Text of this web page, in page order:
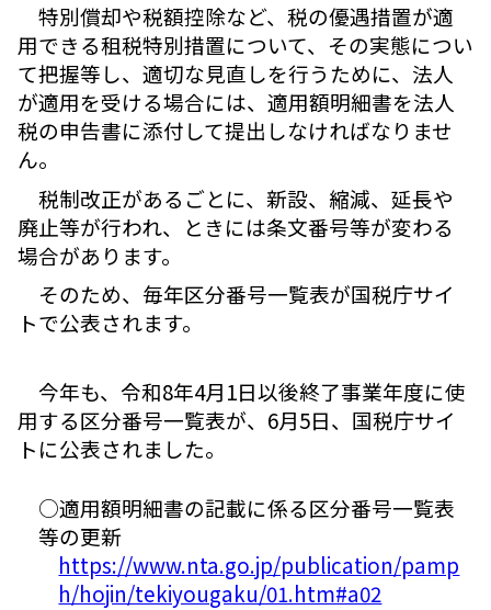
特別償却や税額控除など、税の優遇措置が適
用できる租税特別措置について、その実態につい
て把握等し、適切な見直しを行うために、法人
が適用を受ける場合には、適用額明細書を法人
税の申告書に添付して提出しなければなりませ
ん。
税制改正があるごとに、新設、縮減、延長や
廃止等が行われ、ときには条文番号等が変わる
場合があります。
そのため、毎年区分番号一覧表が国税庁サイ
トで公表されます。
今年も、令和8年4月1日以後終了事業年度に使
用する区分番号一覧表が、6月5日、国税庁サイ
トに公表されました。
○適用額明細書の記載に係る区分番号一覧表
等の更新
https://www.nta.go.jp/publication/pamp
h/hojin/tekiyougaku/01.htm#a02